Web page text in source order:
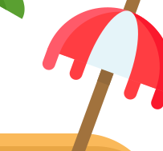
Platcom DPH dodáme